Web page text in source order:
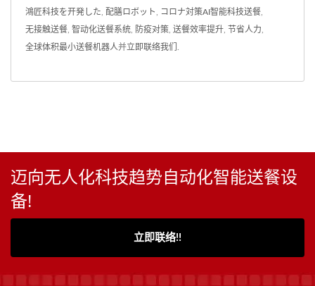
鴻匠科技を开発した 配膳ロボット コロナ対策AI智能科技送餐
无接触送餐 智动化送餐系统 防疫对策 送餐效率提升 节省人力
全球体积最小送餐机器人并立即联络我们
迈向无人化科技趋势自动化智能送餐设
备!
立即联络!!